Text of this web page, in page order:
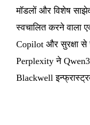
मॉडलों और विशेष
स्वचालित करने वाला
Copilot और सुरक्षा
Perplexity ने
Blackwell